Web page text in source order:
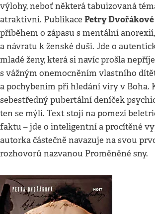
výlohy, neboť některá tabuizovaná
atraktivní. Publikace Petry Dvořákové
příběhem o zápasu s mentální
a návratu k ženské duši. Jde o
mladé ženy, která si navíc prošla
s vážným onemocněním vlastního
a pochybením při hledání víry v Boha.
sebestředný pubertální deníček
ten se mýlí. Text stojí na pomezí
faktu – jde o inteligentní a procítěné
autorka částečně navazuje na svou
rozhovorů nazvanou Proměněné sny.